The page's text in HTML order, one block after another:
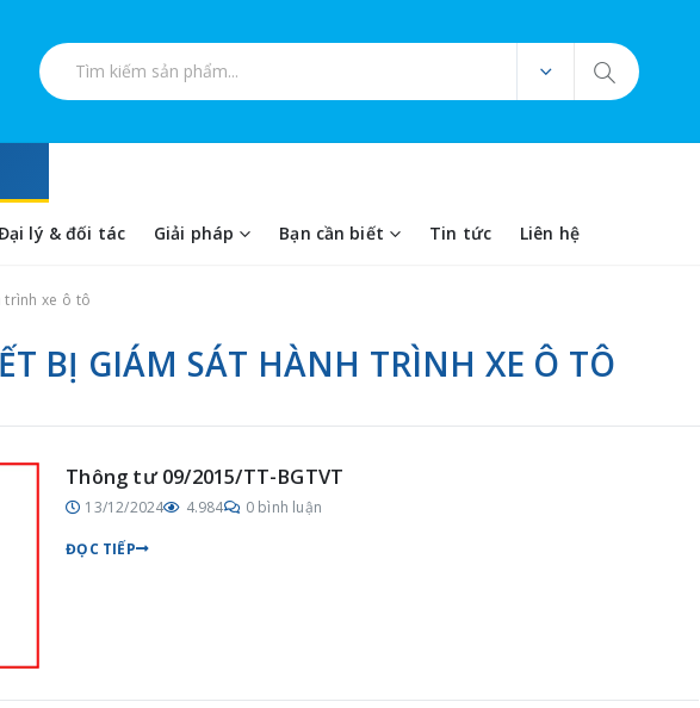
Tìm kiếm sản phẩm
lý & đối tác Giải pháp Bạn cần biết Tin tức Liên hệ
trình xe ô tô
BỊ GIÁM SÁT HÀNH TRÌNH XE Ô TÔ
Thông tư 09/2015/TT-BGTVT
13/12/2024 4.984 0 bình luận
ĐỌC TIẾP